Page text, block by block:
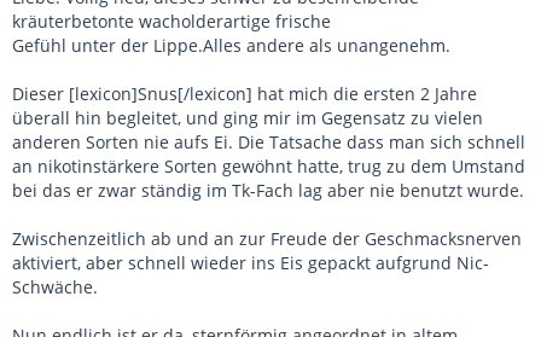
kräuterbetonte wacholderartige frische
Gefühl unter der Lippe.Alles andere als unangenehm.
Dieser [lexicon]Snus[/lexicon] hat mich die ersten 2 Jahre
überall hin begleitet, und ging mir im Gegensatz zu vielen
anderen Sorten nie aufs Ei. Die Tatsache dass man sich schnell
an nikotinstärkere Sorten gewöhnt hatte, trug zu dem Umstand
bei das er zwar ständig im Tk-Fach lag aber nie benutzt wurde.
Zwischenzeitlich ab und an zur Freude der Geschmacksnerven
aktiviert, aber schnell wieder ins Eis gepackt aufgrund Nic-
Schwäche.